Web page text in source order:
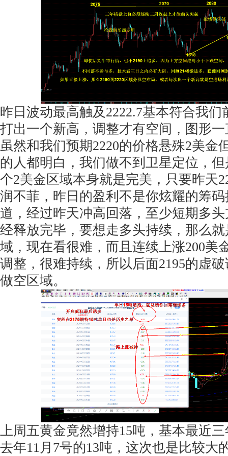
昨日波动最高触及2222.7基本符合我
打出一个新高，调整才有空间，图形
虽然和我们预期2220的价格悬殊2美金
的人都明白，我们做不到卫星定位，
个2美金区域本身就是完美，只要昨天
润不菲，昨日的盈利不是你炫耀的筹
道，经过昨天冲高回落，至少短期多
经释放完毕，要想走多头持续，那么
域，现在看很难，而且连续上涨200美
调整，很难持续，所以后面2195的虚
做空区域。
上周五黄金竟然增持15吨，基本最近
去年11月7号的13吨，这次也是比较大